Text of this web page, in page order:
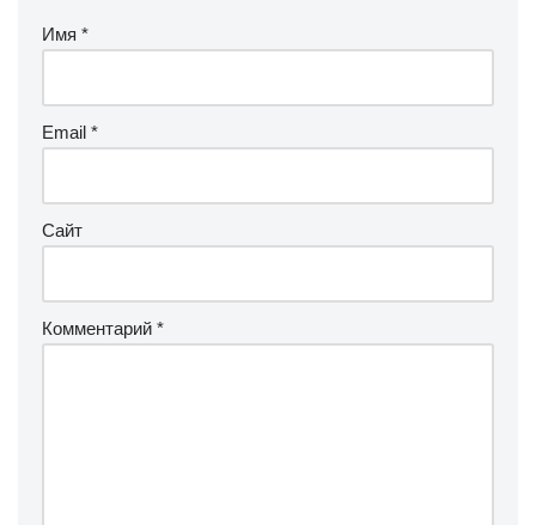
Имя *
Email *
Сайт
Комментарий *